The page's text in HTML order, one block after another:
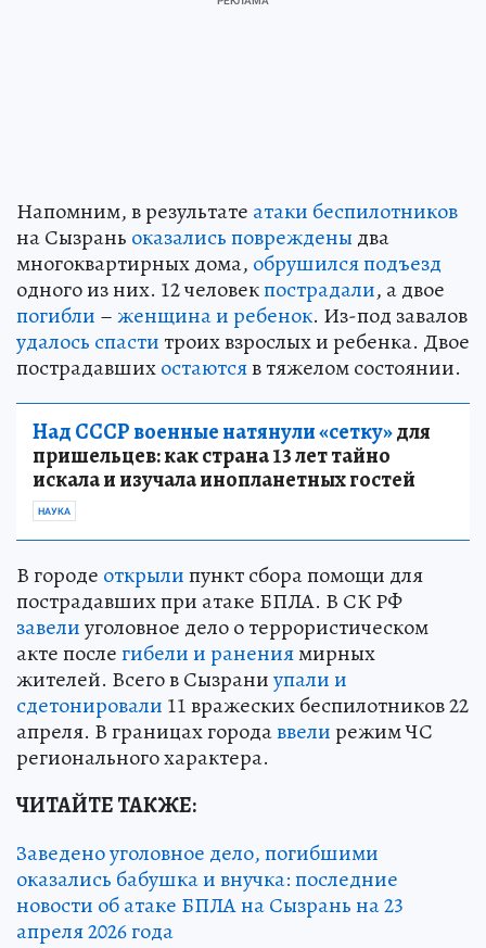
Напомним, в результате атаки беспилотников
на Сызрань оказались повреждены два
многоквартирных дома, обрушился подъезд
одного из них. 12 человекпострадали, а двое
погибли –женщина и ребенок. Из-под завалов
удалось спаститроих взрослых и ребенка. Двое
пострадавшихостаютсяв тяжелом состоянии.
Над СССР военные натянули «сетку»для
пришельцев: как страна 13 лет тайно
искала и изучала инопланетных гостей
НАУКА
В городе открылипункт сбора помощи для
пострадавших при атаке БПЛА. В СК РФ
завелиуголовное дело о террористическом
акте послегибели и ранениямирных
жителей. Всего в Сызраниупали и
сдетонировали 11 вражеских беспилотников 22
апреля. В границах городаввелирежим ЧС
регионального характера.
ЧИТАЙТЕ ТАКЖЕ:
Заведено уголовное дело, погибшими
оказались бабушка и внучка: последние
новости об атаке БПЛА на Сызрань на 23
апреля 2026 года